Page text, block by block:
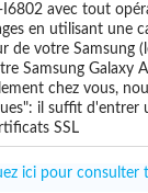
avec tout
en utilisant une
de votre Samsung
Samsung
chez vous,
il suffit
SSL
ici pour